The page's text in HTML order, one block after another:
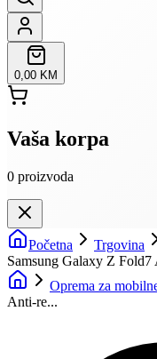
0,00 KM
Vaša korpa
0 proizvoda
Početna Trgovina
Samsung Galaxy Z
Oprema za
Anti-re...